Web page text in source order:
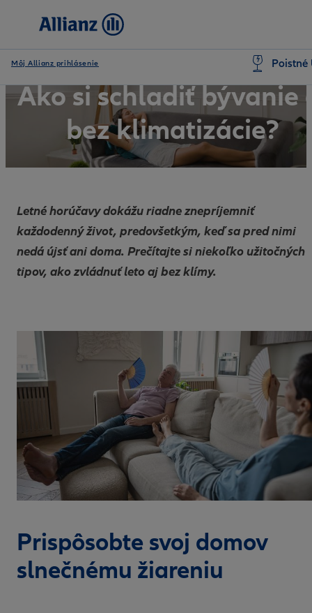
Môj Allianz prihlásenie Poistné
Ako si schladiť bývanie
bez klimatizácie?
Letné horúčavy dokážu riadne znepríjemniť
každodenný život, predovšetkým, keď sa pred nimi
nedá újsť ani doma. Prečítajte si niekoľko užitočných
tipov, ako zvládnuť leto aj bez klímy.
Prispôsobte svoj domov
slnečnému žiareniu